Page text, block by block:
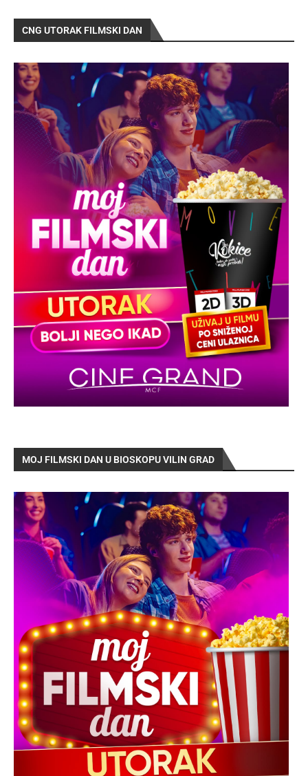
CNG UTORAK FILMSKI DAN
MOJ FILMSKI DAN U BIOSKOPU VILIN GRAD